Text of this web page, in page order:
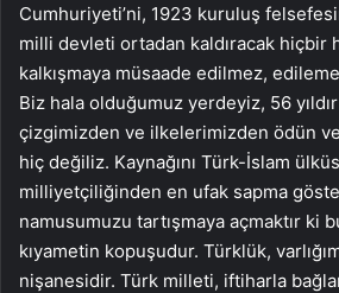
Cumhuriyeti’ni, 1923 kuruluş
milli devleti ortadan kaldıracak hiçbir
kalkışmaya müsaade edilmez,
Biz hala olduğumuz yerdeyiz, 56
çizgimizden ve ilkelerimizden ödün
hiç değiliz. Kaynağını Türk-İslam
milliyetçiliğinden en ufak sapma
namusumuzu tartışmaya açmaktır ki
kıyametin kopuşudur. Türklük,
nişanesidir. Türk milleti, iftiharla